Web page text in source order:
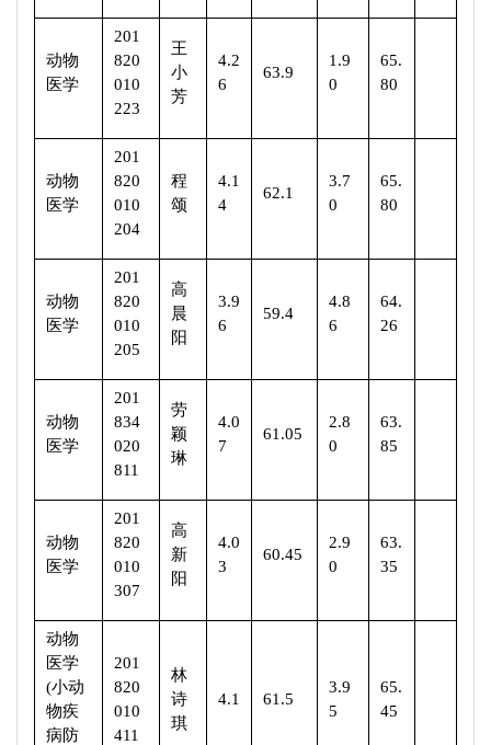
动物
医学
201
820
010
223
王
小
芳
4.2
6
63.9
1.9
0
65.
80
动物
医学
201
820
010
204
程
颂
4.1
4
62.1
3.7
0
65.
80
动物
医学
201
820
010
205
高
晨
阳
3.9
6
59.4
4.8
6
64.
26
动物
医学
201
834
020
811
劳
颖
琳
4.0
7
61.05
2.8
0
63.
85
动物
医学
201
820
010
307
高
新
阳
4.0
3
60.45
2.9
0
63.
35
动物
医学
(小动
物疾
病防
201
820
010
411
林
诗
琪
4.1 61.5
3.9
5
65.
45